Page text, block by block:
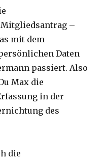
Mitgliedsantrag –
mit dem
Daten
passiert. Also
Max die
in der
des
die